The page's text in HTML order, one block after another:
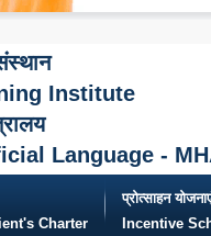
Institute
Language -
Charter
प्रोत्साहन
Incentive